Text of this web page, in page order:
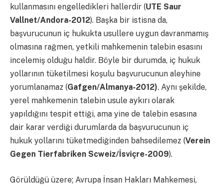
kullanmasını engelledikleri hallerdir (UTE Saur
Vallnet/Andora-2012). Başka bir istisna da,
başvurucunun iç hukukta usullere uygun davranmamış
olmasına rağmen, yetkili mahkemenin talebin esasını
incelemiş olduğu haldir. Böyle bir durumda, iç hukuk
yollarının tüketilmesi koşulu başvurucunun aleyhine
yorumlanamaz (Gafgen/Almanya-2012). Aynı şekilde,
yerel mahkemenin talebin usule aykırı olarak
yapıldığını tespit ettiği, ama yine de talebin esasına
dair karar verdiği durumlarda da başvurucunun iç
hukuk yollarını tüketmediğinden bahsedilemez (Verein
Gegen Tierfabriken Scweiz/İsviçre-2009).
Görüldüğü üzere; Avrupa İnsan Hakları Mahkemesi,